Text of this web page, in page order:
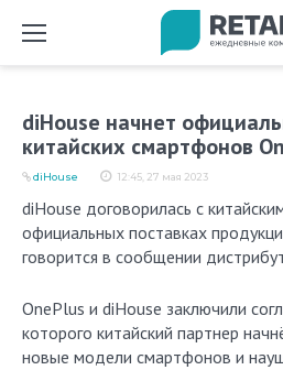
diHouse начнет
китайских смартфонов
12:45, 27 мая 2023
diHouse
diHouse договорилась с китайским брендом OnePlus об
официальных поставках
говорится в сообщении
OnePlus и diHouse заключили
которого китайский партнер
новые модели смартфонов и